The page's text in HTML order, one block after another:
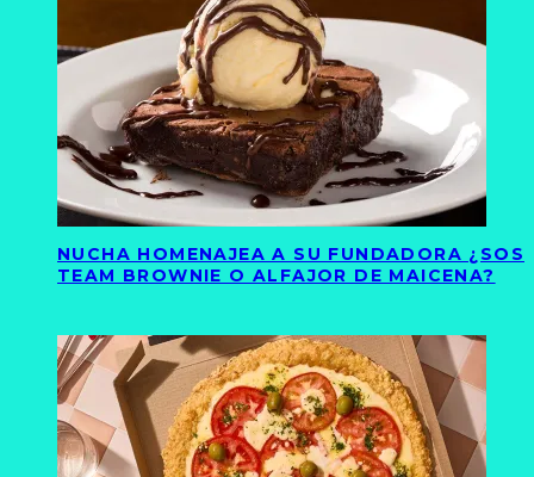
NUCHA HOMENAJEA A SU FUNDADORA ¿SOS
TEAM BROWNIE O ALFAJOR DE MAICENA?